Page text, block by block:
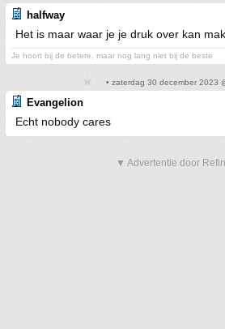
halfway
Het is maar waar je je druk over kan
Je hoort bij de betere, maar nog lang niet bij de beste
• zaterdag 30 december 2023
Evangelion
Echt nobody cares
▼ Advertentie door